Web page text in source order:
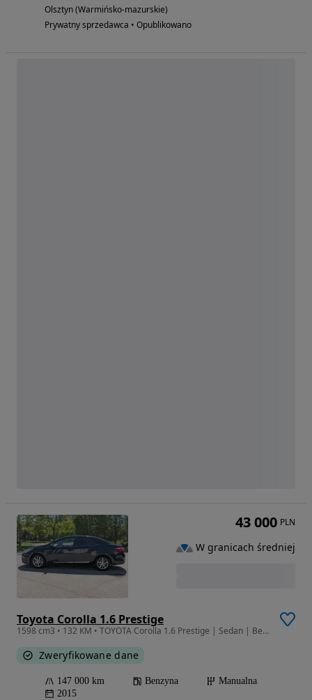
Olsztyn (Warmińsko-mazurskie)
Prywatny sprzedawca • Opublikowano
Toyota Corolla 1.6 Prestige
1598 cm3 • 132 KM • TOYOTA Corolla 1.6 Prestige | Sedan | Benzyna 132 KM + LPG | 2015 |
Zweryfikowane dane
147 000 km Benzyna
Manualna
2015
43 000 PLN
W granicach średniej